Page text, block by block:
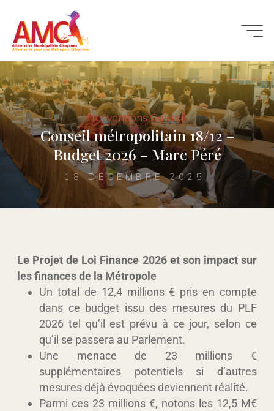
Interventions Conseil
Conseil métropolitain 18/12 –
Budget 2026 – Marc Péré
18 DÉCEMBRE 2025
Le Projet de Loi Finance 2026 et son impact sur
les finances de la Métropole
Un total de 12,4 millions € pris en compte
dans ce budget issu des mesures du PLF
2026 tel qu’il est prévu à ce jour, selon ce
qu’il se passera au Parlement.
Une menace de 23 millions €
supplémentaires potentiels si d’autres
mesures déjà évoquées deviennent réalité.
Parmi ces 23 millions €, notons les 12,5 M€